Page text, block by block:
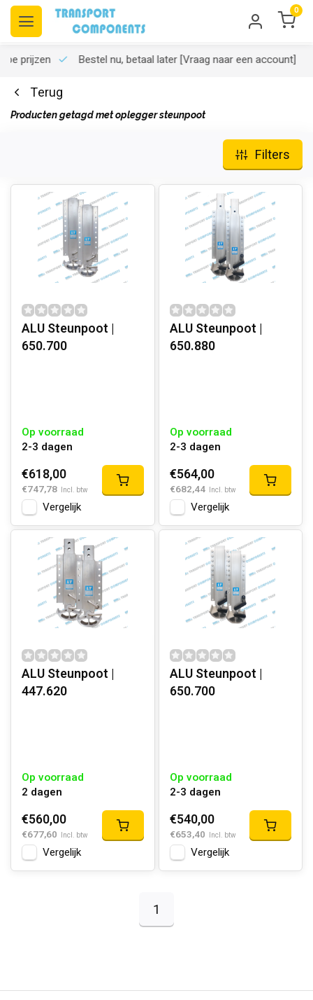
0
prijzen Bestel nu, betaal later[Vraag naar een account]
Terug
Producten getagd met oplegger steunpoot
Filters
ALU Steunpoot |
650.700
Op voorraad
2-3 dagen
€618,00
€747,78 Incl. btw
Vergelijk
ALU Steunpoot |
650.880
Op voorraad
2-3 dagen
€564,00
€682,44 Incl. btw
Vergelijk
ALU Steunpoot |
447.620
Op voorraad
2 dagen
€560,00
€677,60 Incl. btw
Vergelijk
ALU Steunpoot |
650.700
Op voorraad
2-3 dagen
€540,00
€653,40 Incl. btw
Vergelijk
1